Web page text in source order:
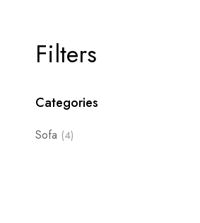
Filters
Categories
Sofa (4)